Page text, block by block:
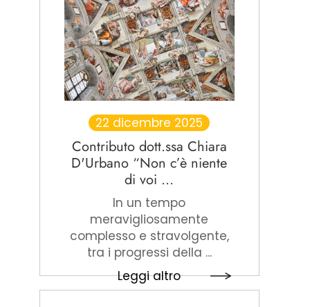
22 dicembre 2025
Contributo dott.ssa Chiara
D'Urbano “Non c’è niente
di voi ...
In un tempo
meravigliosamente
complesso e stravolgente,
tra i progressi della ...
Leggi altro